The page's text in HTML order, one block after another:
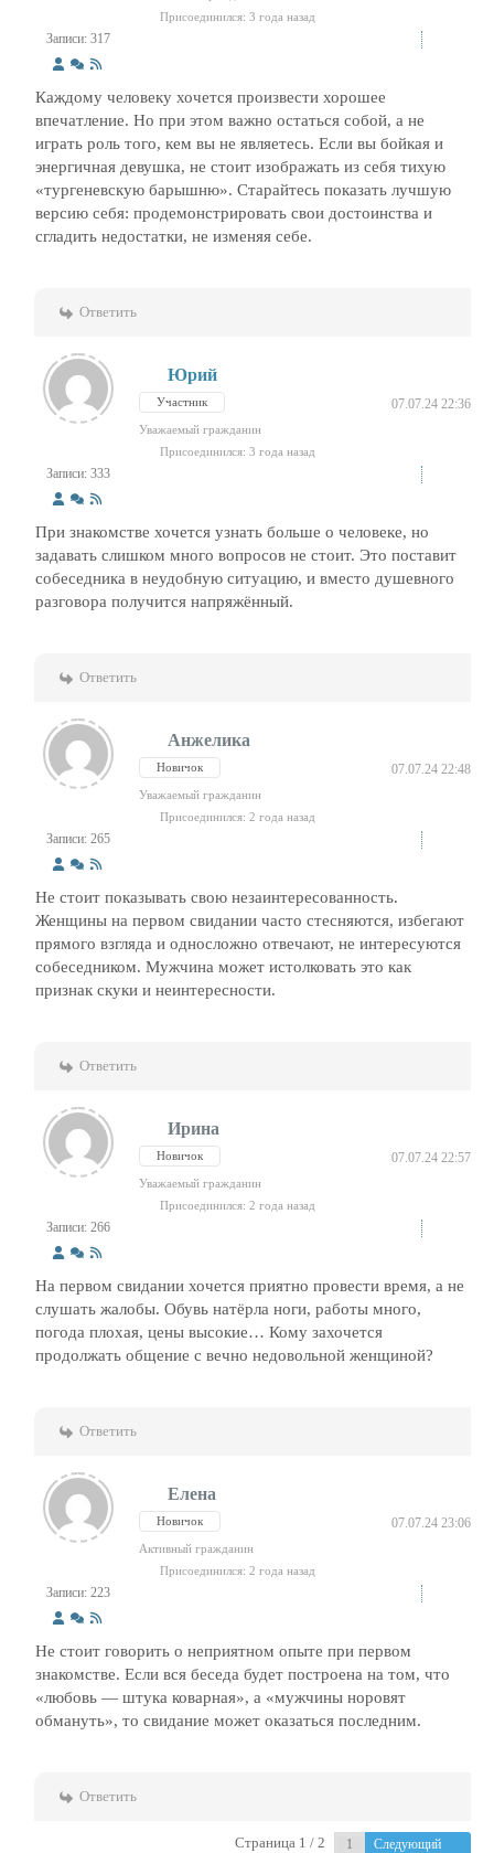
Записи: 317
Присоединился: 3 года назад
Каждому человеку хочется произвести хорошее
впечатление. Но при этом важно остаться собой, а не
играть роль того, кем вы не являетесь. Если вы бойкая и
энергичная девушка, не стоит изображать из себя тихую
«тургеневскую барышню». Старайтесь показать лучшую
версию себя: продемонстрировать свои достоинства и
сгладить недостатки, не изменяя себе.
Ответить
Записи: 333
Юрий
Участник 07.07.24 22:36
Уважаемый гражданин
Присоединился: 3 года назад
При знакомстве хочется узнать больше о человеке, но
задавать слишком много вопросов не стоит. Это поставит
собеседника в неудобную ситуацию, и вместо душевного
разговора получится напряжённый.
Ответить
Записи: 265
Анжелика
Новичок 07.07.24 22:48
Уважаемый гражданин
Присоединился: 2 года назад
Не стоит показывать свою незаинтересованность.
Женщины на первом свидании часто стесняются, избегают
прямого взгляда и односложно отвечают, не интересуются
собеседником. Мужчина может истолковать это как
признак скуки и неинтересности.
Ответить
Записи: 266
Ирина
Новичок 07.07.24 22:57
Уважаемый гражданин
Присоединился: 2 года назад
На первом свидании хочется приятно провести время, а не
слушать жалобы. Обувь натёрла ноги, работы много,
погода плохая, цены высокие… Кому захочется
продолжать общение с вечно недовольной женщиной?
Ответить
Записи: 223
Елена
Новичок 07.07.24 23:06
Активный гражданин
Присоединился: 2 года назад
Не стоит говорить о неприятном опыте при первом
знакомстве. Если вся беседа будет построена на том, что
«любовь — штука коварная», а «мужчины норовят
обмануть», то свидание может оказаться последним.
Ответить
Страница 1 / 2 Следующий